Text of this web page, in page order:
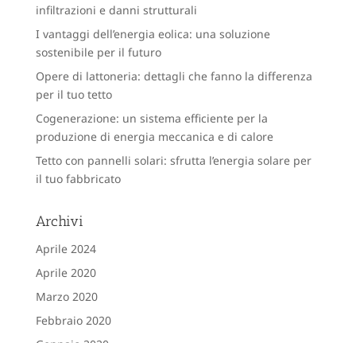
infiltrazioni e danni strutturali
I vantaggi dell’energia eolica: una soluzione
sostenibile per il futuro
Opere di lattoneria: dettagli che fanno la differenza
per il tuo tetto
Cogenerazione: un sistema efficiente per la
produzione di energia meccanica e di calore
Tetto con pannelli solari: sfrutta l’energia solare per
il tuo fabbricato
Archivi
Aprile 2024
Aprile 2020
Marzo 2020
Febbraio 2020